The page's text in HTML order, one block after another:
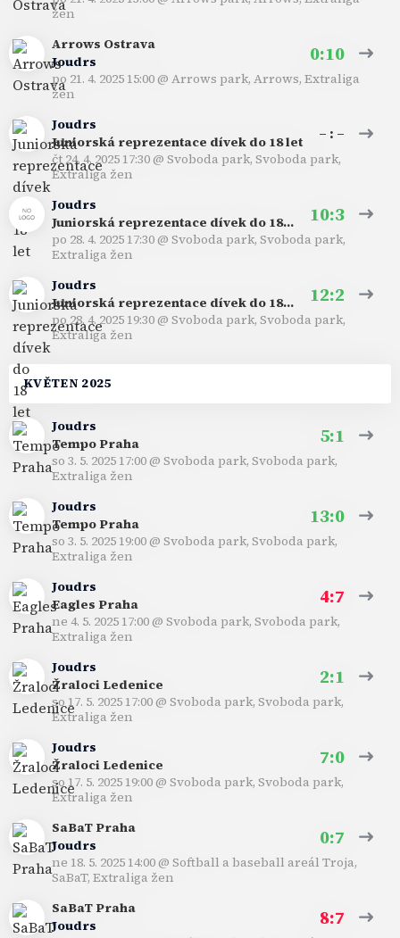
žen
Arrows Ostrava
Joudrs
0:10
po 21. 4. 2025 15:00 @ Arrows park, Arrows, Extraliga
žen
Joudrs
Juniorská reprezentace dívek do 18 let
– : –
čt 24. 4. 2025 17:30 @ Svoboda park, Svoboda park,
Extraliga žen
Joudrs
Juniorská reprezentace dívek do 18 l
et
10:3
po 28. 4. 2025 17:30 @ Svoboda park, Svoboda park,
Extraliga žen
Joudrs
Juniorská reprezentace dívek do 18 l
et
12:2
po 28. 4. 2025 19:30 @ Svoboda park, Svoboda park,
Extraliga žen
KVĚTEN 2025
Joudrs
Tempo Praha
5:1
so 3. 5. 2025 17:00 @ Svoboda park, Svoboda park,
Extraliga žen
Joudrs
Tempo Praha
13:0
so 3. 5. 2025 19:00 @ Svoboda park, Svoboda park,
Extraliga žen
Joudrs
Eagles Praha
4:7
ne 4. 5. 2025 17:00 @ Svoboda park, Svoboda park,
Extraliga žen
Joudrs
Žraloci Ledenice
2:1
so 17. 5. 2025 17:00 @ Svoboda park, Svoboda park,
Extraliga žen
Joudrs
Žraloci Ledenice
7:0
so 17. 5. 2025 19:00 @ Svoboda park, Svoboda park,
Extraliga žen
SaBaT Praha
Joudrs
0:7
ne 18. 5. 2025 14:00 @ Softball a baseball areál Troja,
SaBaT, Extraliga žen
SaBaT Praha
Joudrs
8:7